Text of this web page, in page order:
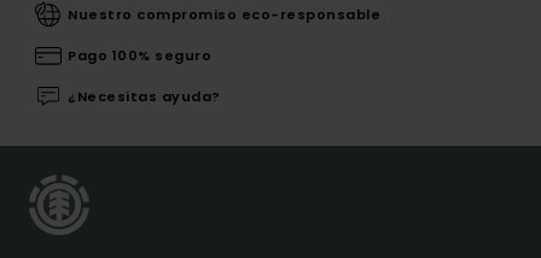
Nuestro compromiso eco-responsable
Pago 100% seguro
¿Necesitas ayuda?